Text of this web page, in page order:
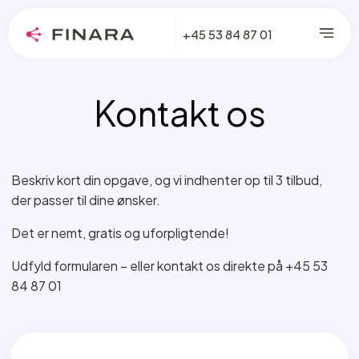
+45 53 84 87 01
Kontakt os
Beskriv kort din opgave, og vi indhenter op til 3 tilbud,
der passer til dine ønsker.
Det er nemt, gratis og uforpligtende!
Udfyld formularen – eller kontakt os direkte på +45 53
84 87 01